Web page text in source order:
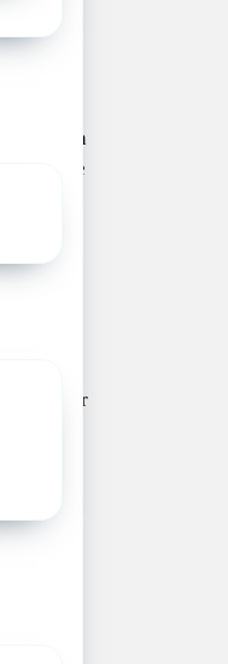
te
van
en
nieuwe
zeer
karakter
in alle
team te